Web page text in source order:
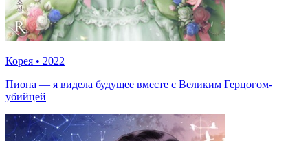
Корея • 2022
Пиона — я видела будущее вместе с Великим Герцогом-
убийцей